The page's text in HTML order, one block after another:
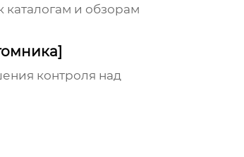
и обзорам
контроля над